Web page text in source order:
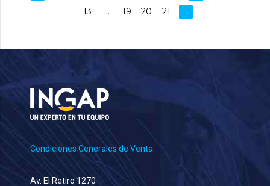
13
… 19 20 21 →
Condiciones Generales de Venta
Av. El Retiro 1270